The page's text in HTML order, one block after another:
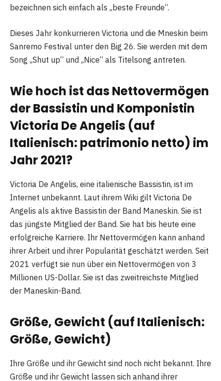
bezeichnen sich einfach als „beste Freunde“.
Dieses Jahr konkurrieren Victoria und die Mneskin beim
Sanremo Festival unter den Big 26. Sie werden mit dem
Song „Shut up“ und „Nice“ als Titelsong antreten.
Wie hoch ist das Nettovermögen
der Bassistin und Komponistin
Victoria De Angelis (auf
Italienisch: patrimonio netto) im
Jahr 2021?
Victoria De Angelis, eine italienische Bassistin, ist im
Internet unbekannt. Laut ihrem Wiki gilt Victoria De
Angelis als aktive Bassistin der Band Maneskin. Sie ist
das jüngste Mitglied der Band. Sie hat bis heute eine
erfolgreiche Karriere. Ihr Nettovermögen kann anhand
ihrer Arbeit und ihrer Popularität geschätzt werden. Seit
2021 verfügt sie nun über ein Nettovermögen von 3
Millionen US-Dollar. Sie ist das zweitreichste Mitglied
der Maneskin-Band.
Größe, Gewicht (auf Italienisch:
Größe, Gewicht)
Ihre Größe und ihr Gewicht sind noch nicht bekannt. Ihre
Größe und ihr Gewicht lassen sich anhand ihrer